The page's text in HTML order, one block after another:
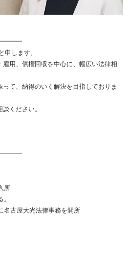
申します。
用、債権回収を中心に、幅広い法律相
て、納得のいく解決を目指しておりま
ください。
所
古屋大光法律事務を開所